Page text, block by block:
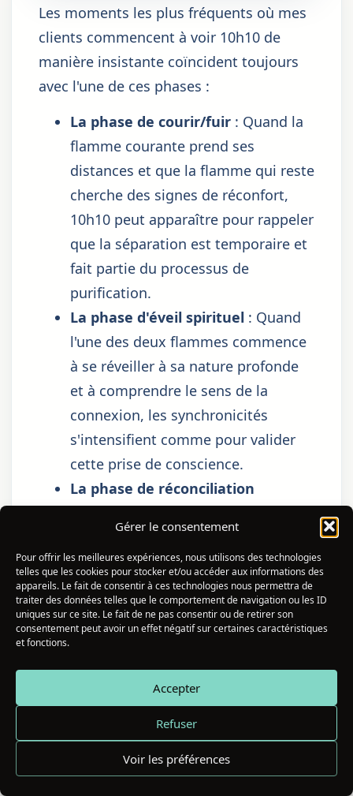
Gérer le consentement
Pour offrir les meilleures expériences, nous utilisons des technologies
telles que les cookies pour stocker et/ou accéder aux informations des
appareils. Le fait de consentir à ces technologies nous permettra de
traiter des données telles que le comportement de navigation ou les ID
uniques sur ce site. Le fait de ne pas consentir ou de retirer son
consentement peut avoir un effet négatif sur certaines caractéristiques
et fonctions.
Accepter
Refuser
Voir les préférences
Les moments les plus fréquents où mes
clients commencent à voir 10h10 de
manière insistante coïncident toujours
avec l'une de ces phases :
La phase de courir/fuir : Quand la
flamme courante prend ses
distances et que la flamme qui reste
cherche des signes de réconfort,
10h10 peut apparaître pour rappeler
que la séparation est temporaire et
fait partie du processus de
purification.
La phase d'éveil spirituel : Quand
l'une des deux flammes commence
à se réveiller à sa nature profonde
et à comprendre le sens de la
connexion, les synchronicités
s'intensifient comme pour valider
cette prise de conscience.
La phase de réconciliation
les jours précédant un contact ou
une réconciliation, les deux
flammes reçoivent souvent des
signaux similaires de manière
simultanée — comme si l'univers
La phase de séparation nécessaire
: Paradoxalement, 10h10 peut aussi
apparaître quand il est temps de
lâcher une connection toxique
qu'on a pris pour une flamme